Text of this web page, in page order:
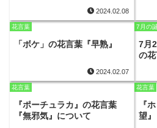
2024.02.08
花言葉
「ボケ」の花言葉『早熟』
2024.02.07
7月の
7月
の花
花言葉
『ポーチュラカ』の花言葉
『無邪気』について
花言葉
『
望